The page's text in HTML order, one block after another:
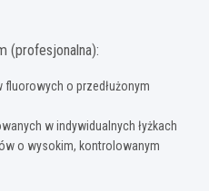
(profesjonalna):
fluorowych o przedłużonym
w indywidualnych łyżkach
o wysokim, kontrolowanym